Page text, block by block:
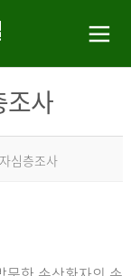
조사
심층조사